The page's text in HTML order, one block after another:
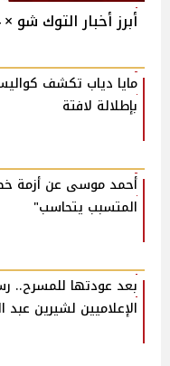
أبرز أخبار التوك شو × 24 ساعة
مايا دياب تكشف
بإطلالة لافتة
أحمد موسى عن أزمة
المتسبب يتحاسب"
بعد عودتها للمسرح..
الإعلاميين لشيرين عبد